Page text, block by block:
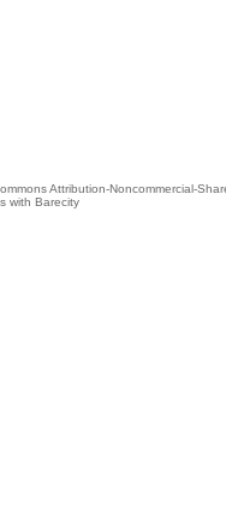
Attribution-Noncommercial-
with Barecity